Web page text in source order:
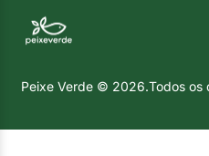
Peixe Verde © 2026.Todos os